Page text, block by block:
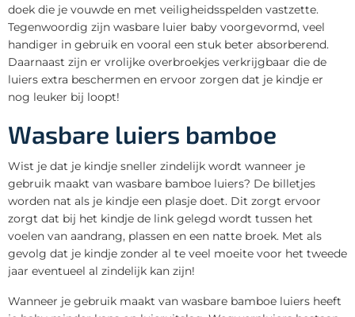
doek die je vouwde en met veiligheidsspelden vastzette.
Tegenwoordig zijn wasbare luier baby voorgevormd, veel
handiger in gebruik en vooral een stuk beter absorberend.
Daarnaast zijn er vrolijke overbroekjes verkrijgbaar die de
luiers extra beschermen en ervoor zorgen dat je kindje er
nog leuker bij loopt!
Wasbare luiers bamboe
Wist je dat je kindje sneller zindelijk wordt wanneer je
gebruik maakt van wasbare bamboe luiers? De billetjes
worden nat als je kindje een plasje doet. Dit zorgt ervoor
zorgt dat bij het kindje de link gelegd wordt tussen het
voelen van aandrang, plassen en een natte broek. Met als
gevolg dat je kindje zonder al te veel moeite voor het tweede
jaar eventueel al zindelijk kan zijn!
Wanneer je gebruik maakt van wasbare bamboe luiers heeft